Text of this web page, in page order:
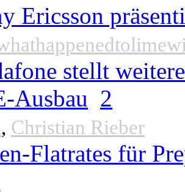
Ericsson
stellt
Ausbau 2
, Christian Rieber
Flatrates für